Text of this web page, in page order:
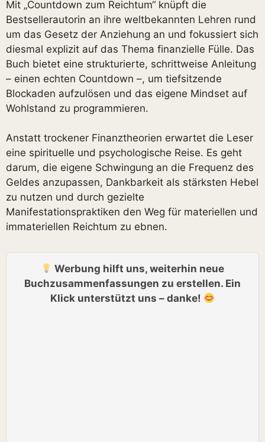
Mit „Countdown zum Reichtum“ knüpft die
Bestsellerautorin an ihre weltbekannten Lehren rund
um das Gesetz der Anziehung an und fokussiert sich
diesmal explizit auf das Thema finanzielle Fülle. Das
Buch bietet eine strukturierte, schrittweise Anleitung
– einen echten Countdown –, um tiefsitzende
Blockaden aufzulösen und das eigene Mindset auf
Wohlstand zu programmieren.
Anstatt trockener Finanztheorien erwartet die Leser
eine spirituelle und psychologische Reise. Es geht
darum, die eigene Schwingung an die Frequenz des
Geldes anzupassen, Dankbarkeit als stärksten Hebel
zu nutzen und durch gezielte
Manifestationspraktiken den Weg für materiellen und
immateriellen Reichtum zu ebnen.
Werbung hilft uns, weiterhin neue
Buchzusammenfassungen zu erstellen. Ein
Klick unterstützt uns – danke!